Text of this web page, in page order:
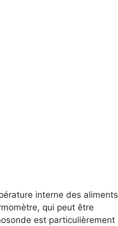
interne des aliments
qui peut être
est particulièrement